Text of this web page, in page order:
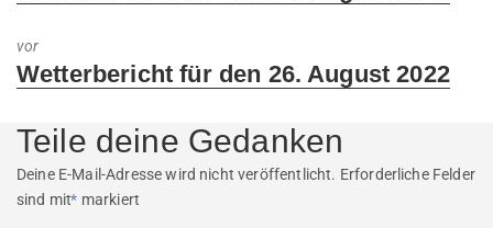
vor
Next
Wetterbericht für den 26. August 2022
Teile deine Gedanken
Deine E-Mail-Adresse wird nicht veröffentlicht. Erforderliche Felder
sind mit* markiert